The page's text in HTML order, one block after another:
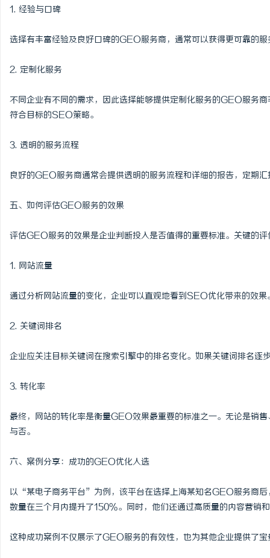
1. 经验与口碑
选择有丰富经验及良好口碑的GEO服务商，通常可以获得更可靠的
2. 定制化服务
不同企业有不同的需求，因此选择能够提供定制化服务的GEO服务
符合目标的SEO策略。
3. 透明的服务流程
良好的GEO服务商通常会提供透明的服务流程和详细的报告，定期
五、如何评估GEO服务的效果
评估GEO服务的效果是企业判断投入是否值得的重要标准。关键的评
1. 网站流量
通过分析网站流量的变化，企业可以直观地看到SEO优化带来的效
2. 关键词排名
企业应关注目标关键词在搜索引擎中的排名变化。如果关键词排名逐
3. 转化率
最终，网站的转化率是衡量GEO效果最重要的标准之一。无论是销
与否。
六、案例分享：成功的GEO优化人选
以“某电子商务平台”为例，该平台在选择上海某知名GEO服务商
数量在三个月内提升了150%。同时，他们还通过高质量的内容营销
这种成功案例不仅展示了GEO服务的有效性，也为其他企业提供了